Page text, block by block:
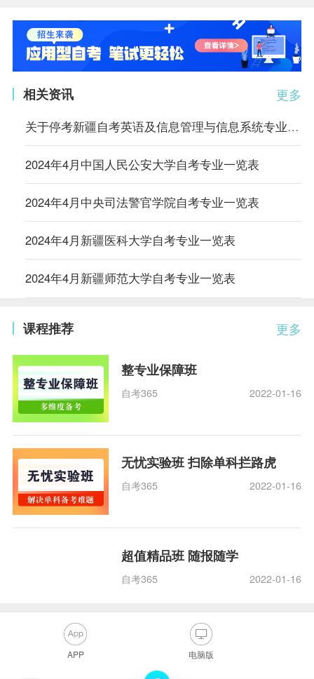
更多
相关资讯
关于停考新疆自考英语及信息管理与信息系统专业的公告
2024年4月中国人民公安大学自考专业一览表
2024年4月中央司法警官学院自考专业一览表
2024年4月新疆医科大学自考专业一览表
2024年4月新疆师范大学自考专业一览表
更多
课程推荐
整专业保障班
自考365 2022-01-16
无忧实验班 扫除单科拦路虎
自考365 2022-01-16
超值精品班 随报随学
自考365 2022-01-16
APP 电脑版